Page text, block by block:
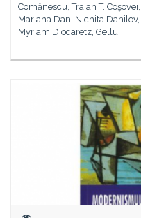
Comănescu, Traian T.
Mariana Dan, Nichita
Myriam Diocaretz, Gellu